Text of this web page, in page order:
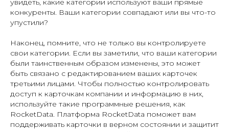
увидеть, какие категории используют ваши прямые
конкуренты. Ваши категории совпадают или вы что-то
упустили?
Наконец, помните, что не только вы контролируете
свои категории. Если вы заметили, что ваши категории
были таинственным образом изменены, это может
быть связано с редактированием ваших карточек
третьими лицами. Чтобы полностью контролировать
доступ к карточкам компании и информацию в них,
используйте такие программные решения, как
RocketData. Платформа RocketData поможет вам
поддерживать карточки в верном состоянии и защитит